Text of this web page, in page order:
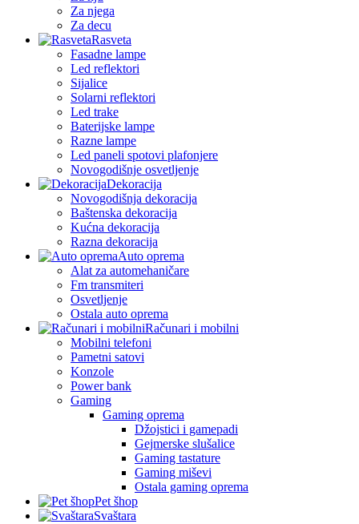
Za njega
Za decu
Rasveta
Fasadne lampe
Led reflektori
Sijalice
Solarni reflektori
Led trake
Baterijske lampe
Razne lampe
Led paneli spotovi plafonjere
Novogodišnje osvetljenje
Dekoracija
Novogodišnja dekoracija
Baštenska dekoracija
Kućna dekoracija
Razna dekoracija
Auto oprema
Alat za automehaničare
Fm transmiteri
Osvetljenje
Ostala auto oprema
Računari i mobilni
Mobilni telefoni
Pametni satovi
Konzole
Power bank
Gaming
Gaming oprema
Džojstici i gamepadi
Gejmerske slušalice
Gaming tastature
Gaming miševi
Ostala gaming oprema
Pet šhop
Svaštara